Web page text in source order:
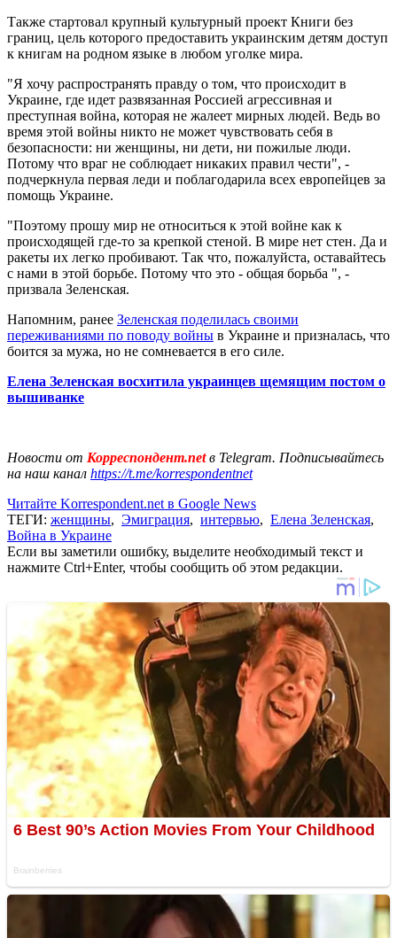
Также стартовал крупный культурный проект Книги без
границ, цель которого предоставить украинским детям доступ
к книгам на родном языке в любом уголке мира.
"Я хочу распространять правду о том, что происходит в
Украине, где идет развязанная Россией агрессивная и
преступная война, которая не жалеет мирных людей. Ведь во
время этой войны никто не может чувствовать себя в
безопасности: ни женщины, ни дети, ни пожилые люди.
Потому что враг не соблюдает никаких правил чести", -
подчеркнула первая леди и поблагодарила всех европейцев за
помощь Украине.
"Поэтому прошу мир не относиться к этой войне как к
происходящей где-то за крепкой стеной. В мире нет стен. Да и
ракеты их легко пробивают. Так что, пожалуйста, оставайтесь
с нами в этой борьбе. Потому что это - общая борьба ", -
призвала Зеленская.
Напомним, ранее Зеленская поделилась своими
переживаниями по поводу войны в Украине и призналась, что
боится за мужа, но не сомневается в его силе.
Елена Зеленская восхитила украинцев щемящим постом о
вышиванке
Новости от Корреспондент.netв Telegram. Подписывайтесь
на наш канал https://t.me/korrespondentnet
Читайте Korrespondent.net в Google News
ТЕГИ: женщины, Эмиграция, интервью, Елена Зеленская,
Война в Украине
Если вы заметили ошибку, выделите необходимый текст и
нажмите Ctrl+Enter, чтобы сообщить об этом редакции.